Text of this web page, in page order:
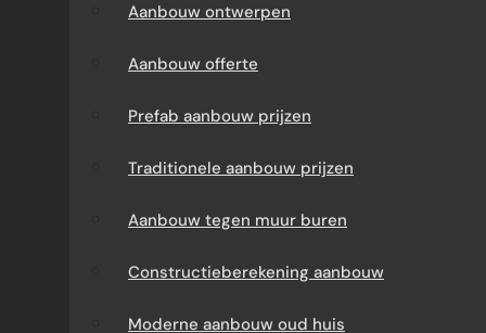
Aanbouw offerte
Prefab aanbouw
prijzen
Traditionele aanbouw
prijzen
Aanbouw tegen muur
Prefab dakkapel
laten maken
Dakkapel
Aanbouw ontwerpen
Aanbouw offerte
Prefab aanbouw prijzen
Traditionele aanbouw prijzen
Aanbouw tegen muur buren
Constructieberekening aanbouw
Moderne aanbouw oud huis